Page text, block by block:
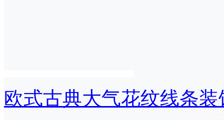
欧式古典大气花纹线条